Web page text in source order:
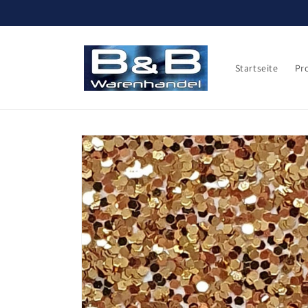
Inhalt
Startseite
Zu
Produktinformationen
springen